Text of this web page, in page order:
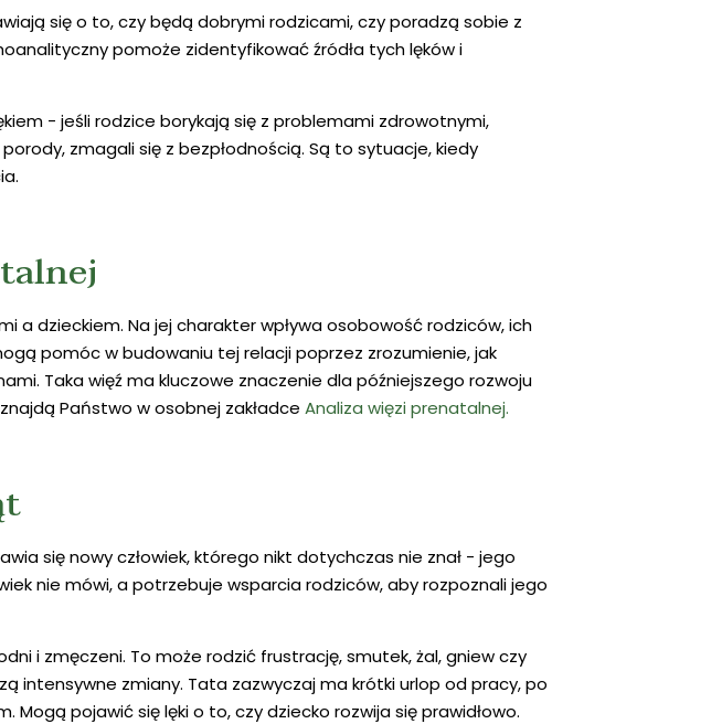
się o to, czy będą dobrymi rodzicami, czy poradzą sobie z
pomoże zidentyfikować źródła tych lęków i
- jeśli rodzice borykają się z problemami zdrowotnymi,
zmagali się z bezpłodnością. Są to sytuacje, kiedy
a dzieckiem. Na jej charakter wpływa osobowość rodziców, ich
pomóc w budowaniu tej relacji poprzez zrozumienie, jak
Taka więź ma kluczowe znaczenie dla późniejszego rozwoju
Państwo w osobnej zakładce Analiza więzi prenatalnej.
się nowy człowiek, którego nikt dotychczas nie znał - jego
nie mówi, a potrzebuje wsparcia rodziców, aby rozpoznali jego
i zmęczeni. To może rodzić frustrację, smutek, żal, gniew czy
intensywne zmiany. Tata zazwyczaj ma krótki urlop od pracy, po
pojawić się lęki o to, czy dziecko rozwija się prawidłowo.